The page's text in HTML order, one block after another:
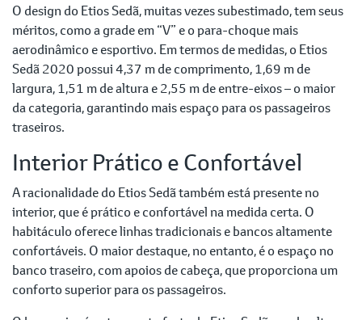
O design do Etios Sedã, muitas vezes subestimado, tem seus
méritos, como a grade em “V” e o para-choque mais
aerodinâmico e esportivo. Em termos de medidas, o Etios
Sedã 2020 possui 4,37 m de comprimento, 1,69 m de
largura, 1,51 m de altura e 2,55 m de entre-eixos – o maior
da categoria, garantindo mais espaço para os passageiros
traseiros.
Interior Prático e Confortável
A racionalidade do Etios Sedã também está presente no
interior, que é prático e confortável na medida certa. O
habitáculo oferece linhas tradicionais e bancos altamente
confortáveis. O maior destaque, no entanto, é o espaço no
banco traseiro, com apoios de cabeça, que proporciona um
conforto superior para os passageiros.